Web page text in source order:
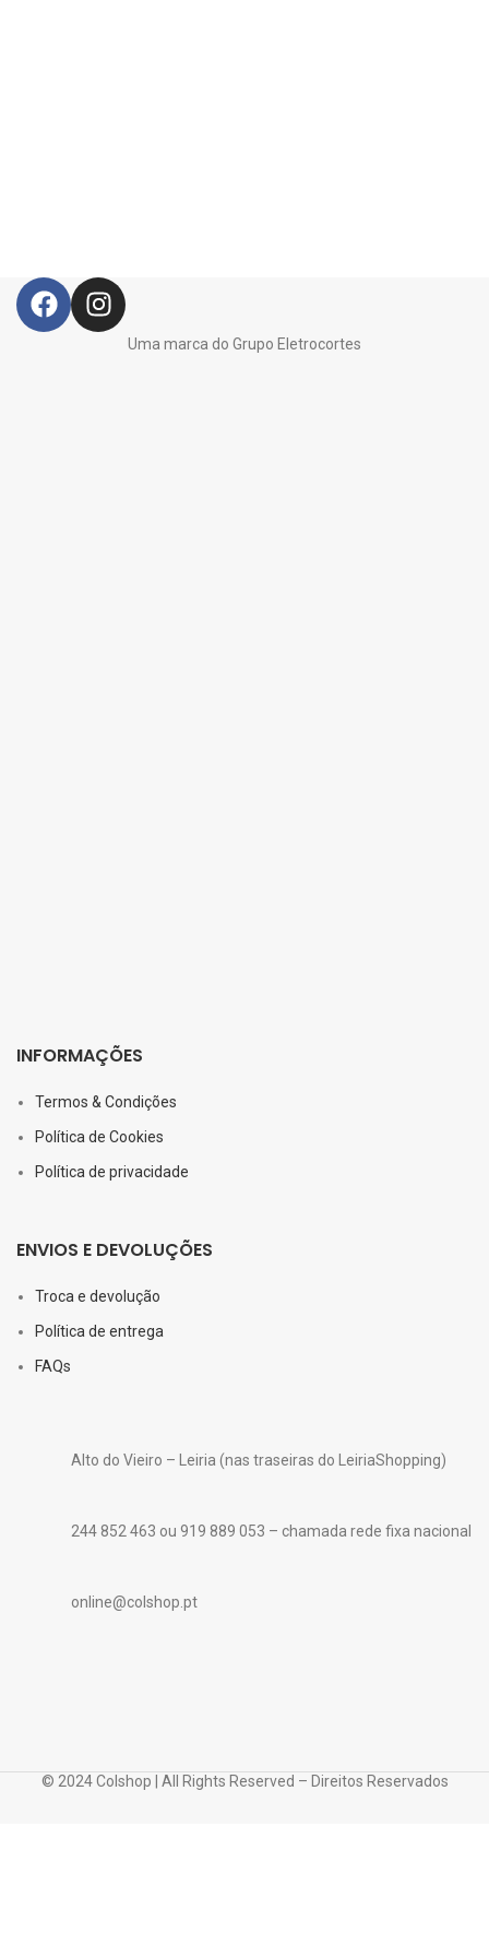
Uma marca do Grupo Eletrocortes
INFORMAÇÕES
Termos & Condições
Política de Cookies
Política de privacidade
ENVIOS E DEVOLUÇÕES
Troca e devolução
Política de entrega
FAQs
Alto do Vieiro – Leiria (nas traseiras do LeiriaShopping)
244 852 463 ou 919 889 053 – chamada rede fixa nacional
online@colshop.pt
© 2024 Colshop | All Rights Reserved – Direitos Reservados